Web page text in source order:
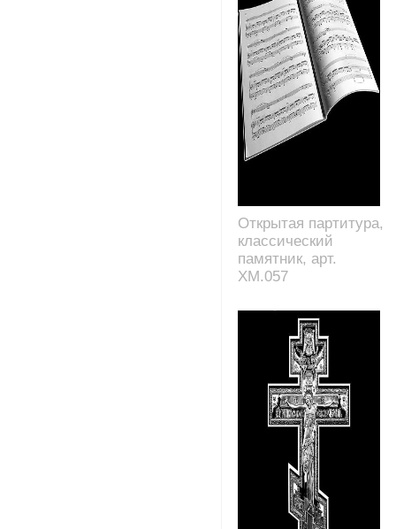
Открытая партитура,
классический
памятник, арт.
XM.057